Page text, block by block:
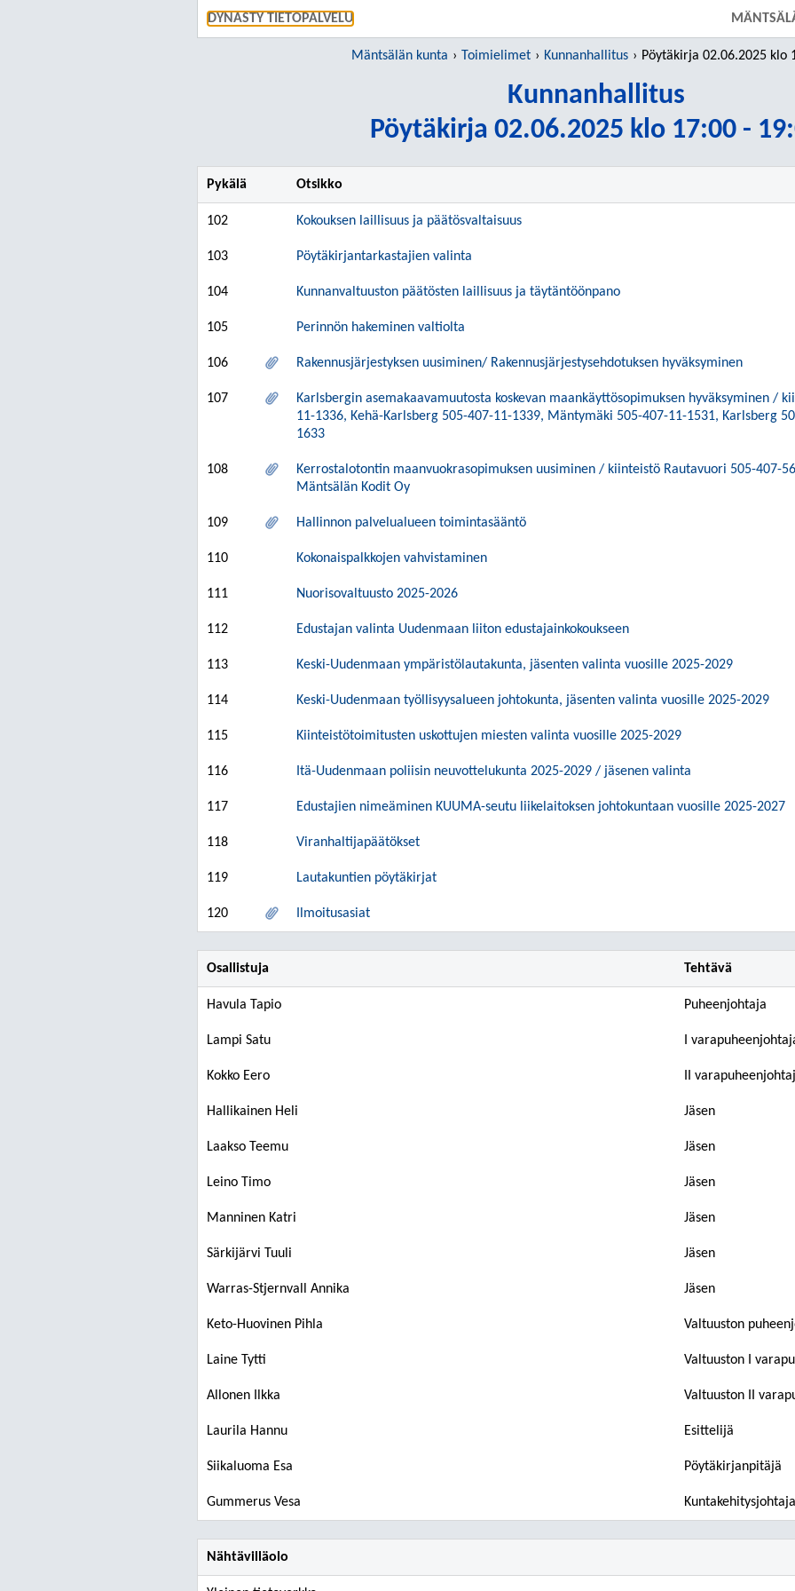
DYNASTY TIETOPALVELU
Mäntsälän kunta Toimielimet Kunnanhallitus Pöytäkirja 02.06.2025 klo
Kunnanhallitus
Pöytäkirja 02.06.2025 klo 17:00 -
Pykälä Otsikko
102 Kokouksen laillisuus ja päätösvaltaisuus
103 Pöytäkirjantarkastajien valinta
104 Kunnanvaltuuston päätösten laillisuus ja täytäntöönpano
105 Perinnön hakeminen valtiolta
106 Rakennusjärjestyksen uusiminen/ Rakennusjärjestysehdotuksen hyväksyminen
107
Karlsbergin asemakaavamuutosta koskevan maankäyttösopimuksen hyväksyminen /
11-1336, Kehä-Karlsberg 505-407-11-1339, Mäntymäki 505-407-11-1531, Karlsberg
1633
108
Kerrostalotontin maanvuokrasopimuksen uusiminen / kiinteistö Rautavuori 505-407-
Mäntsälän Kodit Oy
109 Hallinnon palvelualueen toimintasääntö
110 Kokonaispalkkojen vahvistaminen
111 Nuorisovaltuusto 2025-2026
112 Edustajan valinta Uudenmaan liiton edustajainkokoukseen
113 Keski-Uudenmaan ympäristölautakunta, jäsenten valinta vuosille 2025-2029
114 Keski-Uudenmaan työllisyysalueen johtokunta, jäsenten valinta vuosille 2025-2029
115 Kiinteistötoimitusten uskottujen miesten valinta vuosille 2025-2029
116 Itä-Uudenmaan poliisin neuvottelukunta 2025-2029 / jäsenen valinta
117 Edustajien nimeäminen KUUMA-seutu liikelaitoksen johtokuntaan vuosille 2025-2027
118 Viranhaltijapäätökset
119 Lautakuntien pöytäkirjat
120 Ilmoitusasiat
Osallistuja Tehtävä
Havula Tapio Puheenjohtaja
Lampi Satu I
Kokko Eero II
Hallikainen Heli Jäsen
Laakso Teemu Jäsen
Leino Timo Jäsen
Manninen Katri Jäsen
Särkijärvi Tuuli Jäsen
Warras-Stjernvall Annika Jäsen
Keto-Huovinen Pihla Valtuuston
Laine Tytti Valtuuston I
Allonen Ilkka Valtuuston II
Laurila Hannu Esittelijä
Siikaluoma Esa Pöytäkirjanpitäjä
Gummerus Vesa Kuntakehitysjohtaja
Nähtävilläolo